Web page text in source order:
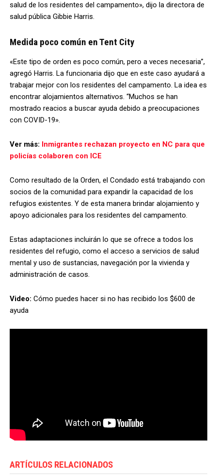
salud de los residentes del campamento», dijo la directora de
salud pública Gibbie Harris.
Medida poco común en Tent City
«Este tipo de orden es poco común, pero a veces necesaria”,
agregó Harris. La funcionaria dijo que en este caso ayudará a
trabajar mejor con los residentes del campamento. La idea es
encontrar alojamientos alternativos. “Muchos se han
mostrado reacios a buscar ayuda debido a preocupaciones
con COVID-19».
Ver más: Inmigrantes rechazan proyecto en NC para que
policías colaboren con ICE
Como resultado de la Orden, el Condado está trabajando con
socios de la comunidad para expandir la capacidad de los
refugios existentes. Y de esta manera brindar alojamiento y
apoyo adicionales para los residentes del campamento.
Estas adaptaciones incluirán lo que se ofrece a todos los
residentes del refugio, como el acceso a servicios de salud
mental y uso de sustancias, navegación por la vivienda y
administración de casos.
Video: Cómo puedes hacer si no has recibido los $600 de
ayuda
ARTÍCULOS RELACIONADOS